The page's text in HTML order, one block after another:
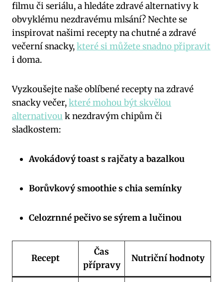
filmu či seriálu, a hledáte zdravé alternativy k
obvyklému nezdravému mlsání? Nechte se
inspirovat našimi recepty na chutné a zdravé
večerní snacky,které si můžete snadno připravit
i doma.
Vyzkoušejte naše oblíbené recepty na zdravé
snacky večer,které mohou být skvělou
alternativou k nezdravým chipům či
sladkostem:
Avokádový toast s rajčaty a bazalkou
Borůvkový smoothie s chia semínky
Celozrnné pečivo se sýrem a lučinou
Recept
Čas
přípravy
Nutriční hodnoty